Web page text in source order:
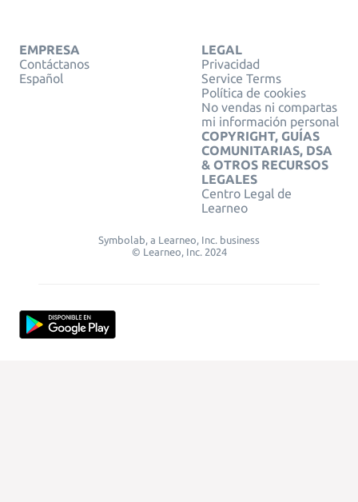
EMPRESA
Contáctanos
Español
LEGAL
Privacidad
Service Terms
Política de cookies
No vendas ni compartas
mi información personal
COPYRIGHT, GUÍAS
COMUNITARIAS, DSA
& OTROS RECURSOS
LEGALES
Centro Legal de
Learneo
Symbolab, a Learneo, Inc. business
© Learneo, Inc. 2024